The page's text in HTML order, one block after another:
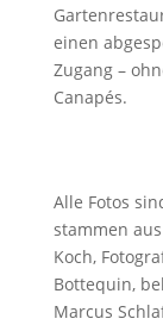
einen
Zugang –
Canapés.
Alle Fotos
stammen
Koch,
Bottequin,
Marcus